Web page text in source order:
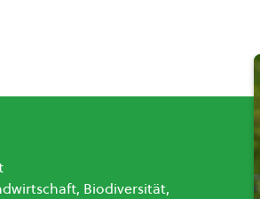
Biodiversität,